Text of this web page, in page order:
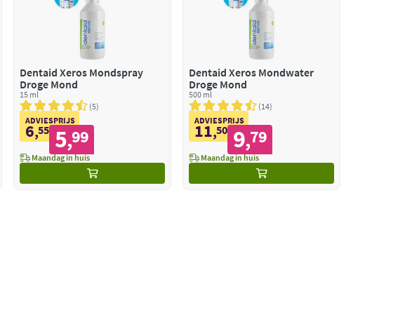
Dentaid Xeros Mondspray
Droge Mond
15 ml
5
ADVIESPRIJS
6,55 5,99
Maandag in huis
Dentaid Xeros Mondwater
Droge Mond
500 ml
14
ADVIESPRIJS
11,50 9,79
Maandag in huis